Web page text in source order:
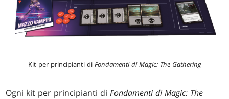
Kit per principianti di Fondamenti di Magic: The Gathering
Ogni kit per principianti diFondamenti di Magic: The